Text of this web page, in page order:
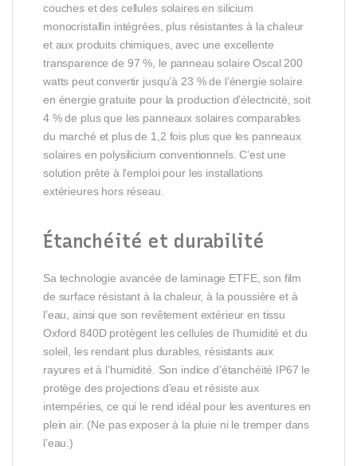
couches et des cellules solaires en silicium
monocristallin intégrées, plus résistantes à la chaleur
et aux produits chimiques, avec une excellente
transparence de 97 %, le panneau solaire Oscal 200
watts peut convertir jusqu’à 23 % de l’énergie solaire
en énergie gratuite pour la production d’électricité, soit
4 % de plus que les panneaux solaires comparables
du marché et plus de 1,2 fois plus que les panneaux
solaires en polysilicium conventionnels. C’est une
solution prête à l’emploi pour les installations
extérieures hors réseau.
Étanchéité et durabilité
Sa technologie avancée de laminage ETFE, son film
de surface résistant à la chaleur, à la poussière et à
l’eau, ainsi que son revêtement extérieur en tissu
Oxford 840D protègent les cellules de l’humidité et du
soleil, les rendant plus durables, résistants aux
rayures et à l’humidité. Son indice d’étanchéité IP67 le
protège des projections d’eau et résiste aux
intempéries, ce qui le rend idéal pour les aventures en
plein air. (Ne pas exposer à la pluie ni le tremper dans
l’eau.)